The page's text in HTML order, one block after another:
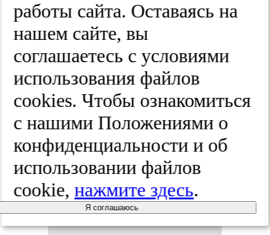
в ран­нем
прог­но­зи­
ро­ва­нии
тя­же­ло­го
ос­тро­го
пан­кре­ати­
та: рет­рос­
работы сайта. Оставаясь на
нашем сайте, вы
соглашаетесь с условиями
использования файлов
cооkies. Чтобы ознакомиться
с нашими Положениями о
конфиденциальности и об
использовании файлов
cookie,нажмите здесь.
Я соглашаюсь